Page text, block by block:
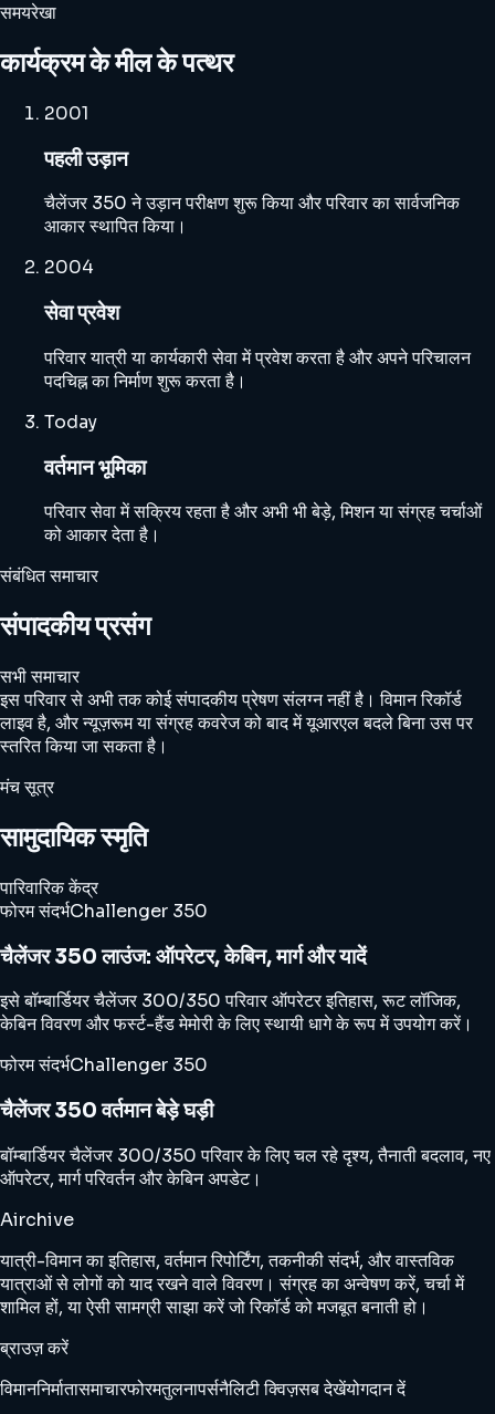
समयरेखा
कार्यक्रम के मील के पत्थर
2001
पहली उड़ान
चैलेंजर 350 ने उड़ान परीक्षण शुरू किया और परिवार का सार्वजनिक
आकार स्थापित किया।
2004
सेवा प्रवेश
परिवार यात्री या कार्यकारी सेवा में प्रवेश करता है और अपने परिचालन
पदचिह्न का निर्माण शुरू करता है।
Today
वर्तमान भूमिका
परिवार सेवा में सक्रिय रहता है और अभी भी बेड़े, मिशन या संग्रह चर्चाओं
को आकार देता है।
संबंधित समाचार
संपादकीय प्रसंग
सभी समाचार
इस परिवार से अभी तक कोई संपादकीय प्रेषण संलग्न नहीं है। विमान रिकॉर्ड
लाइव है, और न्यूज़रूम या संग्रह कवरेज को बाद में यूआरएल बदले बिना उस पर
स्तरित किया जा सकता है।
मंच सूत्र
सामुदायिक स्मृति
पारिवारिक केंद्र
फोरम संदर्भChallenger 350
चैलेंजर 350 लाउंज: ऑपरेटर, केबिन, मार्ग और यादें
इसे बॉम्बार्डियर चैलेंजर 300/350 परिवार ऑपरेटर इतिहास, रूट लॉजिक,
केबिन विवरण और फर्स्ट-हैंड मेमोरी के लिए स्थायी धागे के रूप में उपयोग करें।
फोरम संदर्भChallenger 350
चैलेंजर 350 वर्तमान बेड़े घड़ी
बॉम्बार्डियर चैलेंजर 300/350 परिवार के लिए चल रहे दृश्य, तैनाती बदलाव, नए
ऑपरेटर, मार्ग परिवर्तन और केबिन अपडेट।
Airchive
यात्री-विमान का इतिहास, वर्तमान रिपोर्टिंग, तकनीकी संदर्भ, और वास्तविक
यात्राओं से लोगों को याद रखने वाले विवरण। संग्रह का अन्वेषण करें, चर्चा में
शामिल हों, या ऐसी सामग्री साझा करें जो रिकॉर्ड को मजबूत बनाती हो।
ब्राउज़ करें
विमाननिर्मातासमाचारफोरमतुलनापर्सनैलिटी क्विज़सब देखेंयोगदान दें